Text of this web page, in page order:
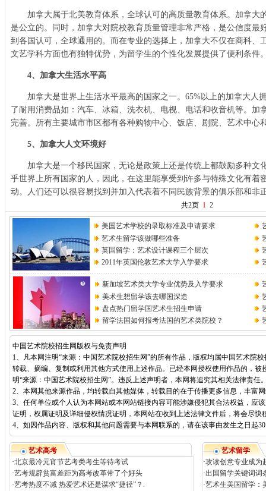
加拿大属于北美教育体系，全球认可的高质量教育体系。加拿大
是公立的。同时，加拿大对院校教育质量管理非常严格，是公信度最
到各国认可，全球通用的。而在专业的选择上，加拿大不仅在商科、
文艺学科方面也有独特优势，为留学生的个性化发展提供了便利条件
4、加拿大生活水平高
加拿大是世界上生活水平最高的国家之一。65%以上的加拿大人
了耐用消费品如：汽车、冰箱、洗衣机、电视、电话和收音机等。加
完善。所有主要城市市区都有各种购物中心、饭店、剧院、艺术中心
5、加拿大人文环境好
加拿大是一个移民国家，无论是政策上还是传统上都鼓励多种文
乎世界上所有国家的人，因此，在这里能享受到许多与特殊文化有着
动。人们还可以很容易找到并加入代表着不同民族背景的俱乐部和非
共2页 1 2
美国艺术学校的录取标准及申请要求
艺术生留学该做哪些准备
英国留学：艺术设计课程三个层次
2011年英国伦敦艺术大学入学要求
新加坡艺术类大学专业优势及入学要求
美术生想留学该去哪国深造
盘点热门留学国艺术生招生申请
留学法国如何报考法国的艺术类院校？
中国艺术院校招生网版权与免责声明
1、凡本网注明“来源：中国艺术院校招生网”的所有作品，版权均属中国艺术院
转载、摘编、复制或利用其他方式使用上述作品。已经本网授权使用作品的，被
明“来源：中国艺术院校招生网”。违反上述声明者，本网将追究其相关法律责任
2、本网其他来源作品，均转载自其他媒体，转载目的在于传播更多信息，丰富
3、任何单位或个人认为本网站或本网站链接内容可能涉嫌侵犯其合法权益，应
证明，权属证明及详细侵权情况证明，本网站在收到上述法律文件后，将会尽快
4、如因作品内容、版权和其他问题需要与本网联系的，请在该事由发生之日起
艺术高考
·北京最冷元宵节艺考类考生等待考试
·艺考规辟贫富差距为高考改革带了个好头
·艺考热度不减 热爱艺术还是谋求“捷径”？.
艺术留学
·攻读创意专业成为
·出国留学关键词词
·艺术生美国留学：